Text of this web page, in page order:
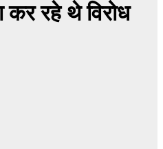
कर रहे थे विरोध